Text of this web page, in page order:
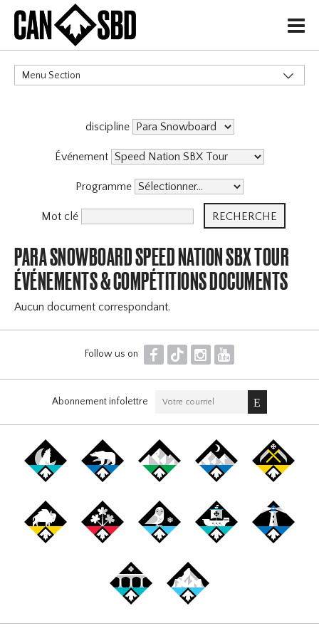
H
Menu Section
Événements & Compétitions
discipline
Événement
Programme
Mot clé
PARA SNOWBOARD SPEED NATION SBX TOUR
ÉVÉNEMENTS & COMPÉTITIONS DOCUMENTS
Aucun document correspondant.
Follow us on F T I Y
Abonnement infolettre